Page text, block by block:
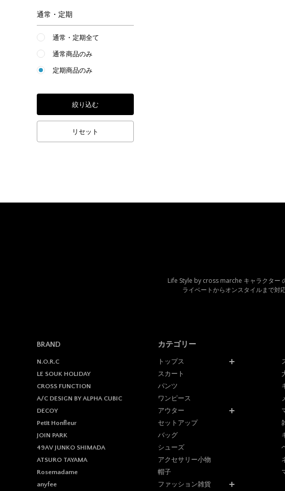
通常・定期
通常・定期全て
通常商品のみ
定期商品のみ
絞り込む
リセット
Life Style by cross marche キャラクター
ライベートからオンスタイルまで対
BRAND
N.O.R.C
LE SOUK HOLIDAY
CROSS FUNCTION
A/C DESIGN BY ALPHA CUBIC
DECOY
Petit Honfleur
JOIN PARK
49AV JUNKO SHIMADA
ATSURO TAYAMA
Rosemadame
anyfee
カテゴリー
トップス
スカート
パンツ
ワンピース
アウター
セットアップ
バッグ
シューズ
アクセサリー小物
帽子
ファッション雑貨